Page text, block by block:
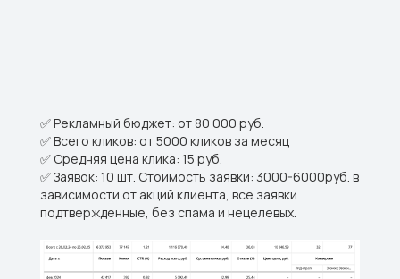
✅ Рекламный бюджет: от 80 000 руб.
✅ Всего кликов: от 5000 кликов за месяц
✅ Средняя цена клика: 15 руб.
✅ Заявок: 10 шт. Стоимость заявки: 3000-6000руб. в
зависимости от акций клиента, все заявки
подтвержденные, без спама и нецелевых.